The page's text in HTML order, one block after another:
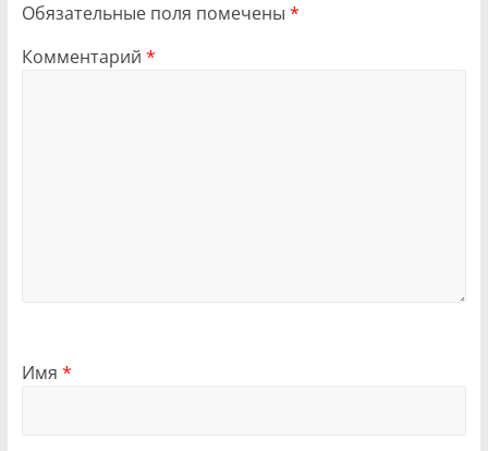
Обязательные поля помечены *
Комментарий *
Имя *